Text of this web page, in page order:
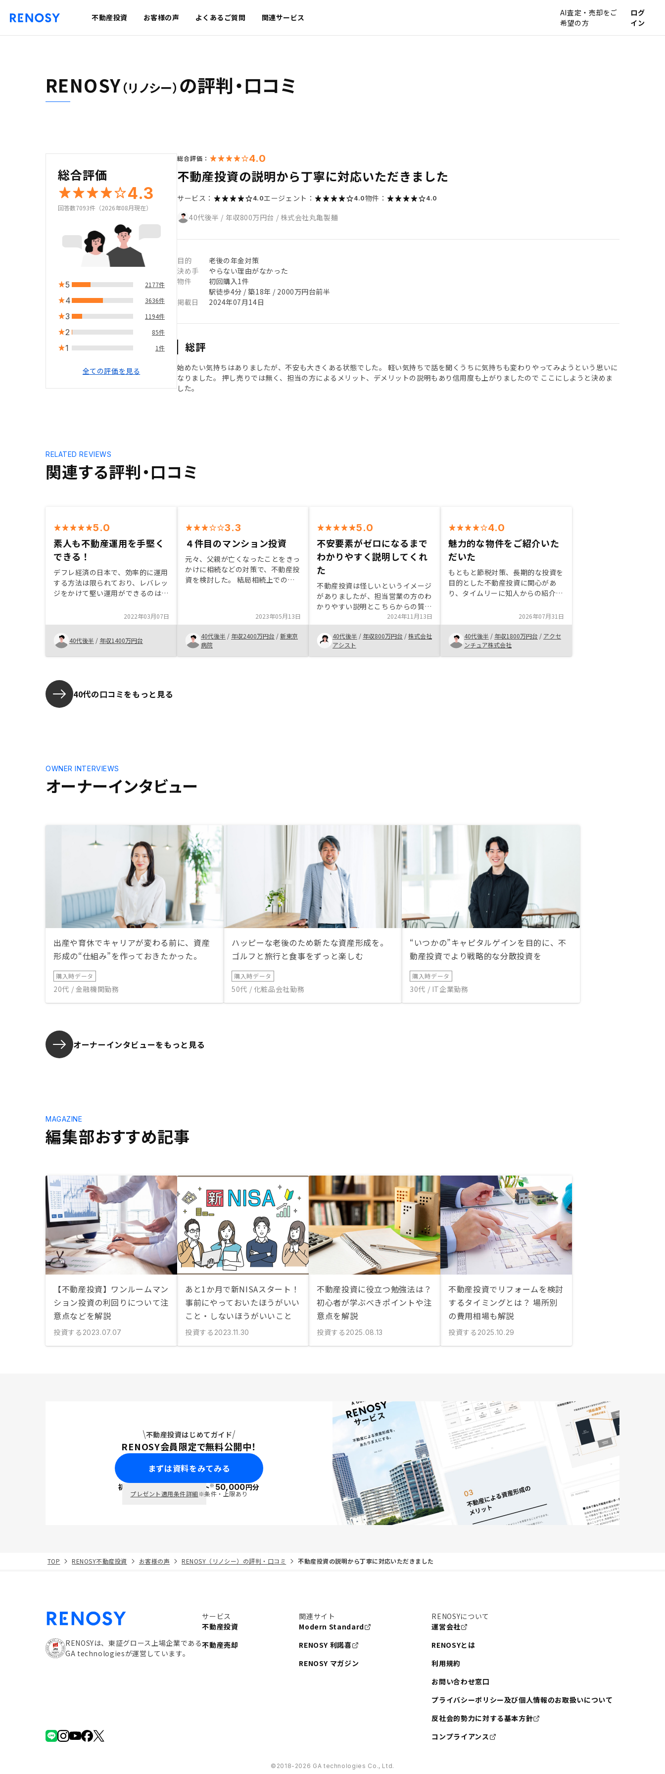
不動産投資 お客様の声 よくあるご質問 関連サービス
AI査定・売却をご
希望の方
ログ
イン
RENOSY（リノシー） の評判・口コミ
総合評価
4.3
回答数7093件（2026年08月現在）
5 2177件
4 3636件
3 1194件
2 85件
1 1件
全ての評価を見る
総合評価： 4.0
不動産投資の説明から丁寧に対応いただきました
サービス： 4.0エージェント： 4.0物件： 4.0
40代後半 / 年収800万円台 / 株式会社丸亀製麺
目的
老後の年金対策
決め手
やらない理由がなかった
物件
初回購入1件
駅徒歩4分 / 築18年 / 2000万円台前半
掲載日
2024年07月14日
総評
始めたい気持ちはありましたが、不安も大きくある状態でした。 軽い気持ちで話を聞くうちに気持ちも変わりやってみようという思いに
なりました。 押し売りでは無く、担当の方によるメリット、デメリットの説明もあり信用度も上がりましたので ここにしようと決めま
した。
関連する評判・口コミ
RELATED REVIEWS
5.0
素人も不動産運用を手堅く
できる！
デフレ経済の日本で、効率的に運用
する方法は限られており、レバレッ
ジをかけて堅い運用ができるのはこ
変熱心で大丈夫かと思いましたが、
本当に進めたいものなのだとお話を
聞いて思いました。購入後のサポー
トもしっかりしており、あるだけで
ないのは3棟購入してわかっていま
2022年03月07日
40代後半 / 年収1400万円台
3.3
４件目のマンション投資
元々、父親が亡くなったことをきっ
かけに相続などの対策で、不動産投
資を検討した。 結局相続上でのメ
が多忙なため、管理もすべて
RENOSYさんですべて対応していた
だけるのは助かった。 また、不動
2023年05月13日
40代後半 / 年収2400万円台 /新東京
病院
5.0
不安要素がゼロになるまで
わかりやすく説明してくれ
た
不動産投資は怪しいというイメージ
がありましたが、担当営業の方のわ
かりやすい説明とこちらからの質問
にも丁寧にご回答いただいたおかげ
で、不動産投資のメリットやリスク
をきちんと理解できました。若干主
人は懐疑的だったので、主人に対し
てもとことん説明いただきました。
2024年11月13日
40代後半 / 年収800万円台 /株式会社
アシスト
4.0
魅力的な物件をご紹介いた
だいた
もともと節税対策、長期的な投資を
目的とした不動産投資に関心があ
り、タイムリーに知人からの紹介を
よかったため購入することに決めま
した。今後の家賃交渉などの継続的
なご支援についても期待したいで
す。
2026年07月31日
40代後半 / 年収1800万円台 / アクセ
ンチュア株式会社
40代の口コミをもっと見る
オーナーインタビュー
OWNER INTERVIEWS
出産や育休でキャリアが変わる前に、資産
形成の“仕組み”を作っておきたかった。
購入時データ
20代 / 金融機関勤務
ハッピーな老後のため新たな資産形成を。
ゴルフと旅行と食事をずっと楽しむ
購入時データ
50代 / 化粧品会社勤務
“いつかの”キャピタルゲインを目的に、不
動産投資でより戦略的な分散投資を
購入時データ
30代 / IT企業勤務
オーナーインタビューをもっと見る
編集部おすすめ記事
MAGAZINE
【不動産投資】ワンルームマン
ション投資の利回りについて注
意点などを解説
投資する 2023.07.07
あと1か月で新NISAスタート！
事前にやっておいたほうがいい
こと・しないほうがいいこと
投資する 2023.11.30
不動産投資に役立つ勉強法は？
初心者が学ぶべきポイントや注
意点を解説
投資する 2025.08.13
不動産投資でリフォームを検討
するタイミングとは？ 場所別
の費用相場も解説
投資する 2025.10.29
不動産投資はじめてガイド
RENOSY会員限定で無料公開中！
まずは資料をみてみる
初回面談で ポイント※50,000円分
プレゼント適用条件詳細※条件・上限あり
TOP RENOSY不動産投資 お客様の声 RENOSY（リノシー）の評判・口コミ 不動産投資の説明から丁寧に対応いただきました
RENOSYは、東証グロース上場企業である
GA technologiesが運営しています。
サービス
不動産投資
不動産売却
関連サイト
Modern Standard
RENOSY 利諾喜
RENOSY マガジン
RENOSYについて
運営会社
RENOSYとは
利用規約
お問い合わせ窓口
プライバシーポリシー及び個人情報のお取扱いについて
反社会的勢力に対する基本方針
コンプライアンス
©︎2018-2026 GA technologies Co., Ltd.